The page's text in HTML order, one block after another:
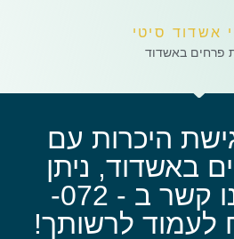
אשדוד סיטי
פרחים באשדוד
היכרות עם
באשדוד, ניתן
ליצור עימנו קשר ב - 072-